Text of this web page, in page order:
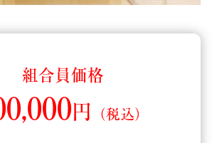
組合員価格
円 （税込）